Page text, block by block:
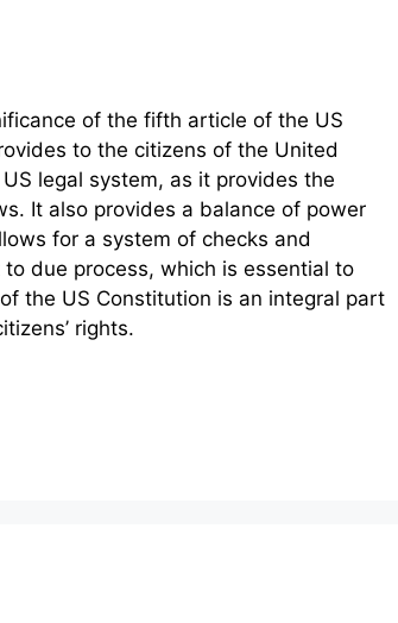
of the fifth article of the US
to the citizens of the United
legal system, as it provides the
It also provides a balance of power
for a system of checks and
due process, which is essential to
the US Constitution is an integral part
rights.